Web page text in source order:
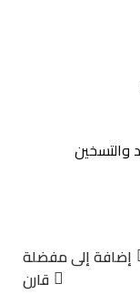
إضافة إلى مفضلة
قارن